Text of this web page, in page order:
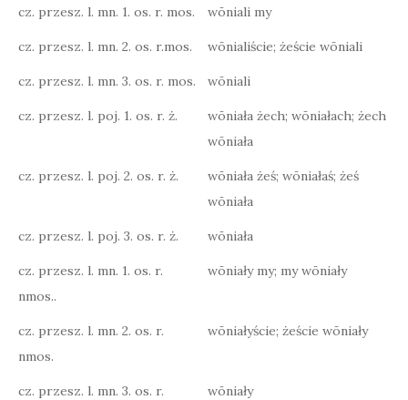
cz. przesz. l. mn. 1. os. r. mos. wōniali my
cz. przesz. l. mn. 2. os. r.mos. wōnialiście; żeście wōniali
cz. przesz. l. mn. 3. os. r. mos. wōniali
cz. przesz. l. poj. 1. os. r. ż.
wōniała żech; wōniałach; żech
wōniała
cz. przesz. l. poj. 2. os. r. ż.
wōniała żeś; wōniałaś; żeś
wōniała
cz. przesz. l. poj. 3. os. r. ż. wōniała
cz. przesz. l. mn. 1. os. r.
nmos..
wōniały my; my wōniały
cz. przesz. l. mn. 2. os. r.
nmos.
wōniałyście; żeście wōniały
cz. przesz. l. mn. 3. os. r.
wōniały